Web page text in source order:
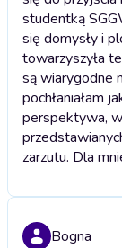
studentką
się domysły i
towarzyszyła
są wiarygodne
pochłaniałam
perspektywa,
zarzutu. Dla
Bogna